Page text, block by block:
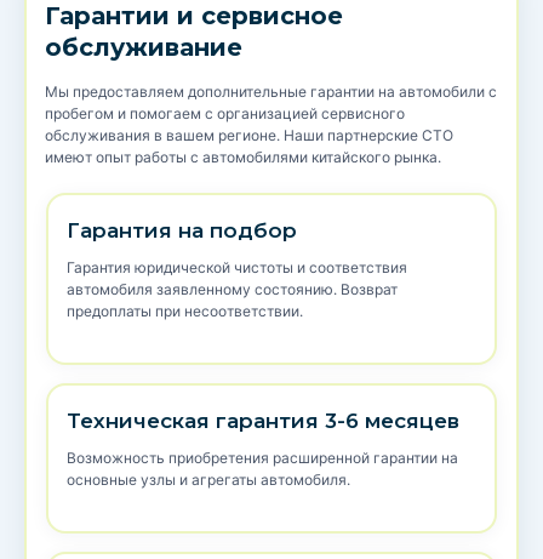
Гарантии и сервисное
обслуживание
Мы предоставляем дополнительные гарантии на автомобили с
пробегом и помогаем с организацией сервисного
обслуживания в вашем регионе. Наши партнерские СТО
имеют опыт работы с автомобилями китайского рынка.
Гарантия на подбор
Гарантия юридической чистоты и соответствия
автомобиля заявленному состоянию. Возврат
предоплаты при несоответствии.
Техническая гарантия 3-6 месяцев
Возможность приобретения расширенной гарантии на
основные узлы и агрегаты автомобиля.